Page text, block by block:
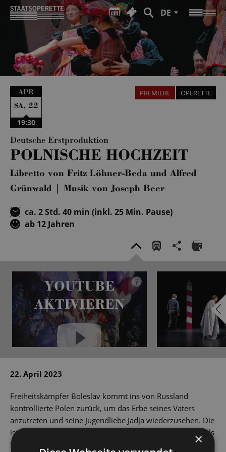
DE
APR
SA, 22
19:30
PREMIERE OPERETTE
Deutsche Erstproduktion
POLNISCHE HOCHZEIT
Libretto von Fritz Löhner-Beda und Alfred
Grünwald | Musik von Joseph Beer
ca. 2 Std. 40 min (inkl. 25 Min. Pause)
ab 12 Jahren
YOUTUBE
AKTIVIEREN
i
22. April 2023
Freiheitskämpfer Boleslav kommt ins von Russland
kontrollierte Polen zurück, um das Erbe seines Vaters
anzutreten und seine Jugendliebe Jadja wiederzusehen. Die
ist allerdings vorgesehen als sechste Ehefrau seines Onkels
Staschek, der weder den von ihm verwalteten Nachlass
×